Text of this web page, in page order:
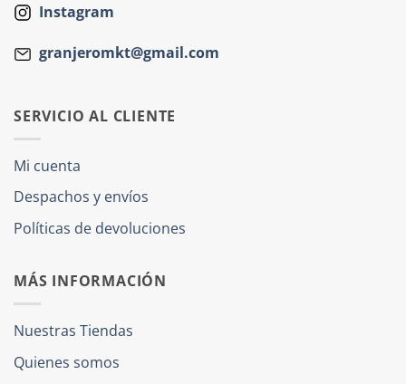
Instagram
granjeromkt@gmail.com
SERVICIO AL CLIENTE
Mi cuenta
Despachos y envíos
Políticas de devoluciones
MÁS INFORMACIÓN
Nuestras Tiendas
Quienes somos